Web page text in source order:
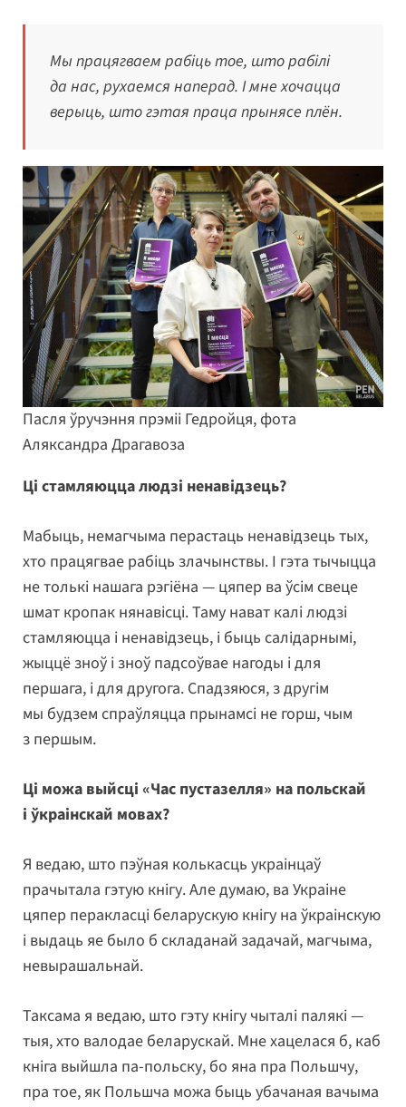
Мы працягваем рабіць тое, што рабілі
да нас, рухаемся наперад. І мне хочацца
верыць, што гэтая праца прынясе плён.
Пасля ўручэння прэміі Гедройця, фота
Аляксандра Драгавоза
Ці стамляюцца людзі ненавідзець?
Мабыць, немагчыма перастаць ненавідзець тых,
хто працягвае рабіць злачынствы. І гэта тычыцца
не толькі нашага рэгіёна — цяпер ва ўсім свеце
шмат кропак нянавісці. Таму нават калі людзі
стамляюцца і ненавідзець, і быць салідарнымі,
жыццё зноў і зноў падсоўвае нагоды і для
першага, і для другога. Спадзяюся, з другім
мы будзем спраўляцца прынамсі не горш, чым
з першым.
Ці можа выйсці «Час пустазелля» на польскай
і ўкраінскай мовах?
Я ведаю, што пэўная колькасць украінцаў
прачытала гэтую кнігу. Але думаю, ва Украіне
цяпер перакласці беларускую кнігу на ўкраінскую
і выдаць яе было б складанай задачай, магчыма,
невырашальнай.
Таксама я ведаю, што гэту кнігу чыталі палякі —
тыя, хто валодае беларускай. Мне хацелася б, каб
кніга выйшла па-польску, бо яна пра Польшчу,
пра тое, як Польшча можа быць убачаная вачыма